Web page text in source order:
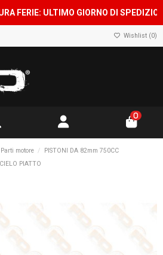
ULTIMO GIORNO DI
Wishlist (0)
0
Parti motore
PISTONI DA 82mm 750CC
PIATTO